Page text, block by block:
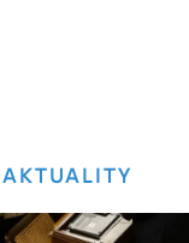
AKTUALITY